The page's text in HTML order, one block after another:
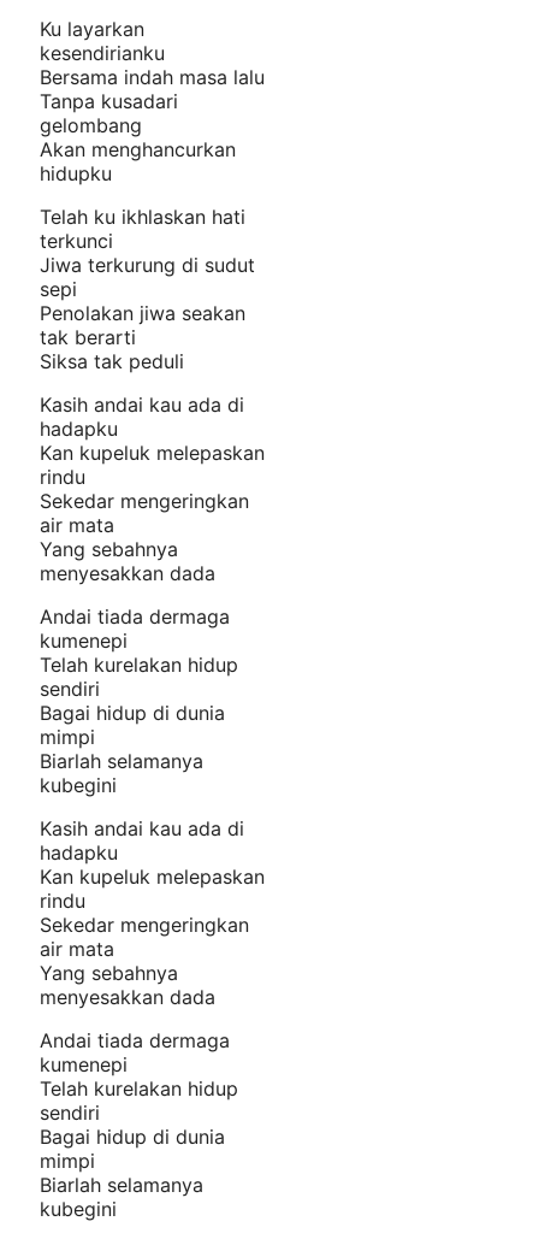
Ku layarkan
kesendirianku
Bersama indah masa lalu
Tanpa kusadari
gelombang
Akan menghancurkan
hidupku
Telah ku ikhlaskan hati
terkunci
Jiwa terkurung di sudut
sepi
Penolakan jiwa seakan
tak berarti
Siksa tak peduli
Kasih andai kau ada di
hadapku
Kan kupeluk melepaskan
rindu
Sekedar mengeringkan
air mata
Yang sebahnya
menyesakkan dada
Andai tiada dermaga
kumenepi
Telah kurelakan hidup
sendiri
Bagai hidup di dunia
mimpi
Biarlah selamanya
kubegini
Kasih andai kau ada di
hadapku
Kan kupeluk melepaskan
rindu
Sekedar mengeringkan
air mata
Yang sebahnya
menyesakkan dada
Andai tiada dermaga
kumenepi
Telah kurelakan hidup
sendiri
Bagai hidup di dunia
mimpi
Biarlah selamanya
kubegini